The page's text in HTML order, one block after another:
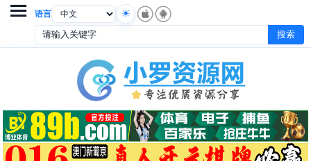
语言
